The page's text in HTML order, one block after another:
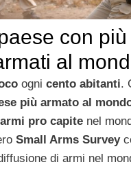
con più
al
ogni cento abitanti.
più armato al
pro capite nel
Small Arms Survey
di armi nel